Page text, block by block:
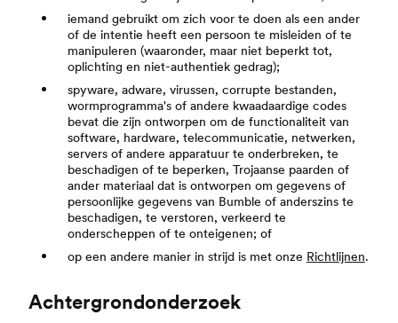
iemand gebruikt om zich voor te doen als een ander
of de intentie heeft een persoon te misleiden of te
manipuleren (waaronder, maar niet beperkt tot,
oplichting en niet-authentiek gedrag);
spyware, adware, virussen, corrupte bestanden,
wormprogramma's of andere kwaadaardige codes
bevat die zijn ontworpen om de functionaliteit van
software, hardware, telecommunicatie, netwerken,
servers of andere apparatuur te onderbreken, te
beschadigen of te beperken, Trojaanse paarden of
ander materiaal dat is ontworpen om gegevens of
persoonlijke gegevens van Bumble of anderszins te
beschadigen, te verstoren, verkeerd te
onderscheppen of te onteigenen; of
op een andere manier in strijd is met onze Richtlijnen.
Achtergrondonderzoek